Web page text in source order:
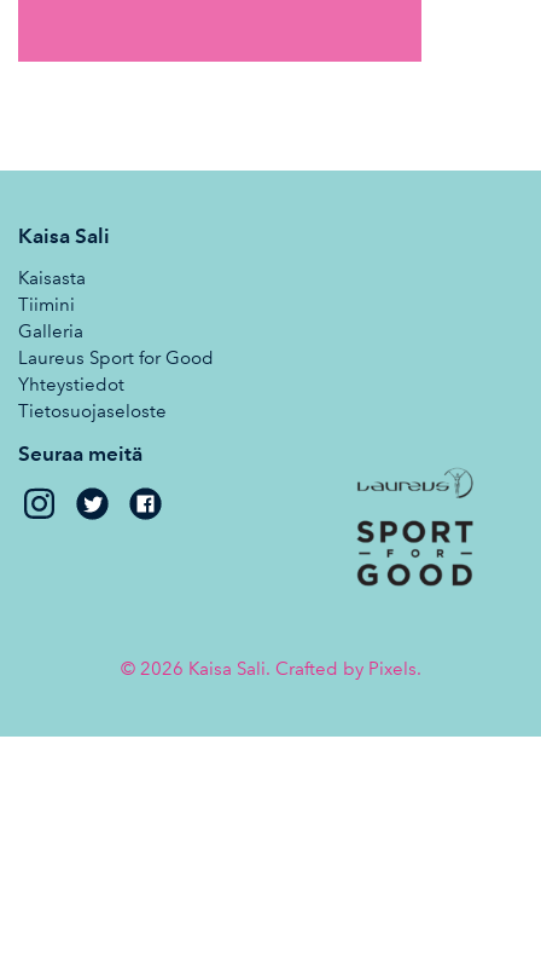
Kaisa Sali
Kaisasta
Tiimini
Galleria
Laureus Sport for Good
Yhteystiedot
Tietosuojaseloste
Seuraa meitä
Kaisa
Sali
Kaisa
Sali
© 2026 Kaisa Sali. Crafted by Pixels.